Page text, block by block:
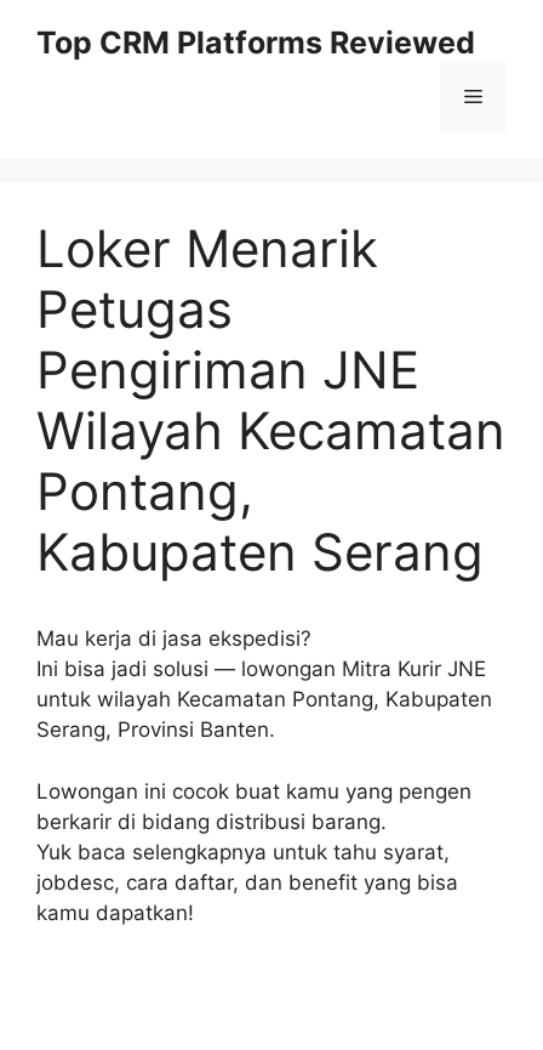
Top CRM Platforms Reviewed
Menu
Loker Menarik
Petugas
Pengiriman JNE
Wilayah Kecamatan
Pontang,
Kabupaten Serang
Mau kerja di jasa ekspedisi?
Ini bisa jadi solusi — lowongan Mitra Kurir JNE
untuk wilayah Kecamatan Pontang, Kabupaten
Serang, Provinsi Banten.
Lowongan ini cocok buat kamu yang pengen
berkarir di bidang distribusi barang.
Yuk baca selengkapnya untuk tahu syarat,
jobdesc, cara daftar, dan benefit yang bisa
kamu dapatkan!